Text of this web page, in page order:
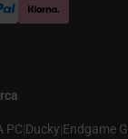
PC|Ducky|Endgame